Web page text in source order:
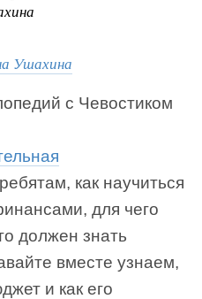
Ушахина
с Чевостиком
как научиться
для чего
должен знать
вместе узнаем,
и как его